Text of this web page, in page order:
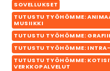
SOVELLUKSET
TUTUSTU TYÖHÖMME:
MUSIIKKI
TUTUSTU TYÖHÖMME:
TUTUSTU TYÖHÖMME:
TUTUSTU TYÖHÖMME:
VERKKOPALVELUT